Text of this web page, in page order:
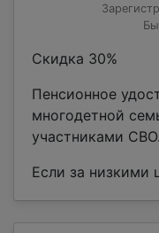
Скидка 30%
Пенсионное
многодетной
участниками СВО.
Если за низкими